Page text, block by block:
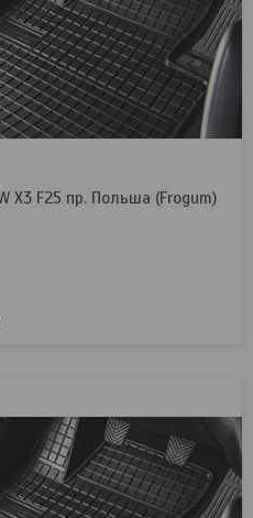
X3 F25 пр. Польша (Frogum)